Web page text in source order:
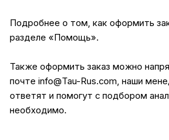
Подробнее о том, как оформить
разделе «Помощь».
Также оформить заказ можно
почте info@Tau-Rus.com, наши
ответят и помогут с подбором
необходимо.